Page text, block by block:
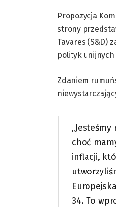
Propozycja
strony
Tavares (S&D)
polityk unijnych
Zdaniem
choć
inflacji,
34. To